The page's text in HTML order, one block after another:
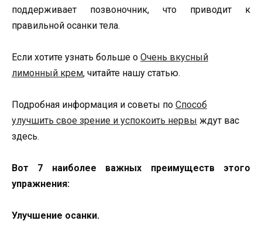
поддерживает позвоночник, что приводит к
правильной осанки тела.
Если хотите узнать больше о Очень вкусный
лимонный крем, читайте нашу статью.
Подробная информация и советы по Способ
улучшить свое зрение и успокоить нервы ждут вас
здесь.
Вот 7 наиболее важных преимуществ этого
упражнения:
Улучшение осанки.